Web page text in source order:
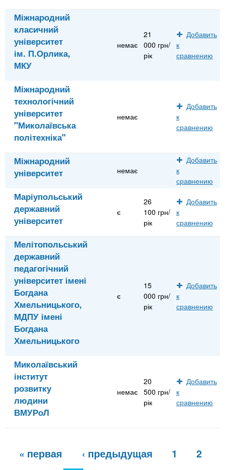
Міжнародний
класичний
університет
ім. П.Орлика,
МКУ
немає
21
000 грн/
рік
Добавить
к
сравнению
Міжнародний
технологічний
університет
"Миколаївська
політехніка"
немає
Добавить
к
сравнению
Міжнародний
університет
немає
Добавить
к
сравнению
Маріупольський
державний
університет
є
26
100 грн/
рік
Добавить
к
сравнению
Мелітопольський
державний
педагогічний
університет імені
Богдана
Хмельницького,
МДПУ імені
Богдана
Хмельницького
є
15
000 грн/
рік
Добавить
к
сравнению
Миколаївський
інститут
розвитку
людини
ВМУРоЛ
немає
20
500 грн/
рік
Добавить
к
сравнению
« первая ‹ предыдущая 1
2